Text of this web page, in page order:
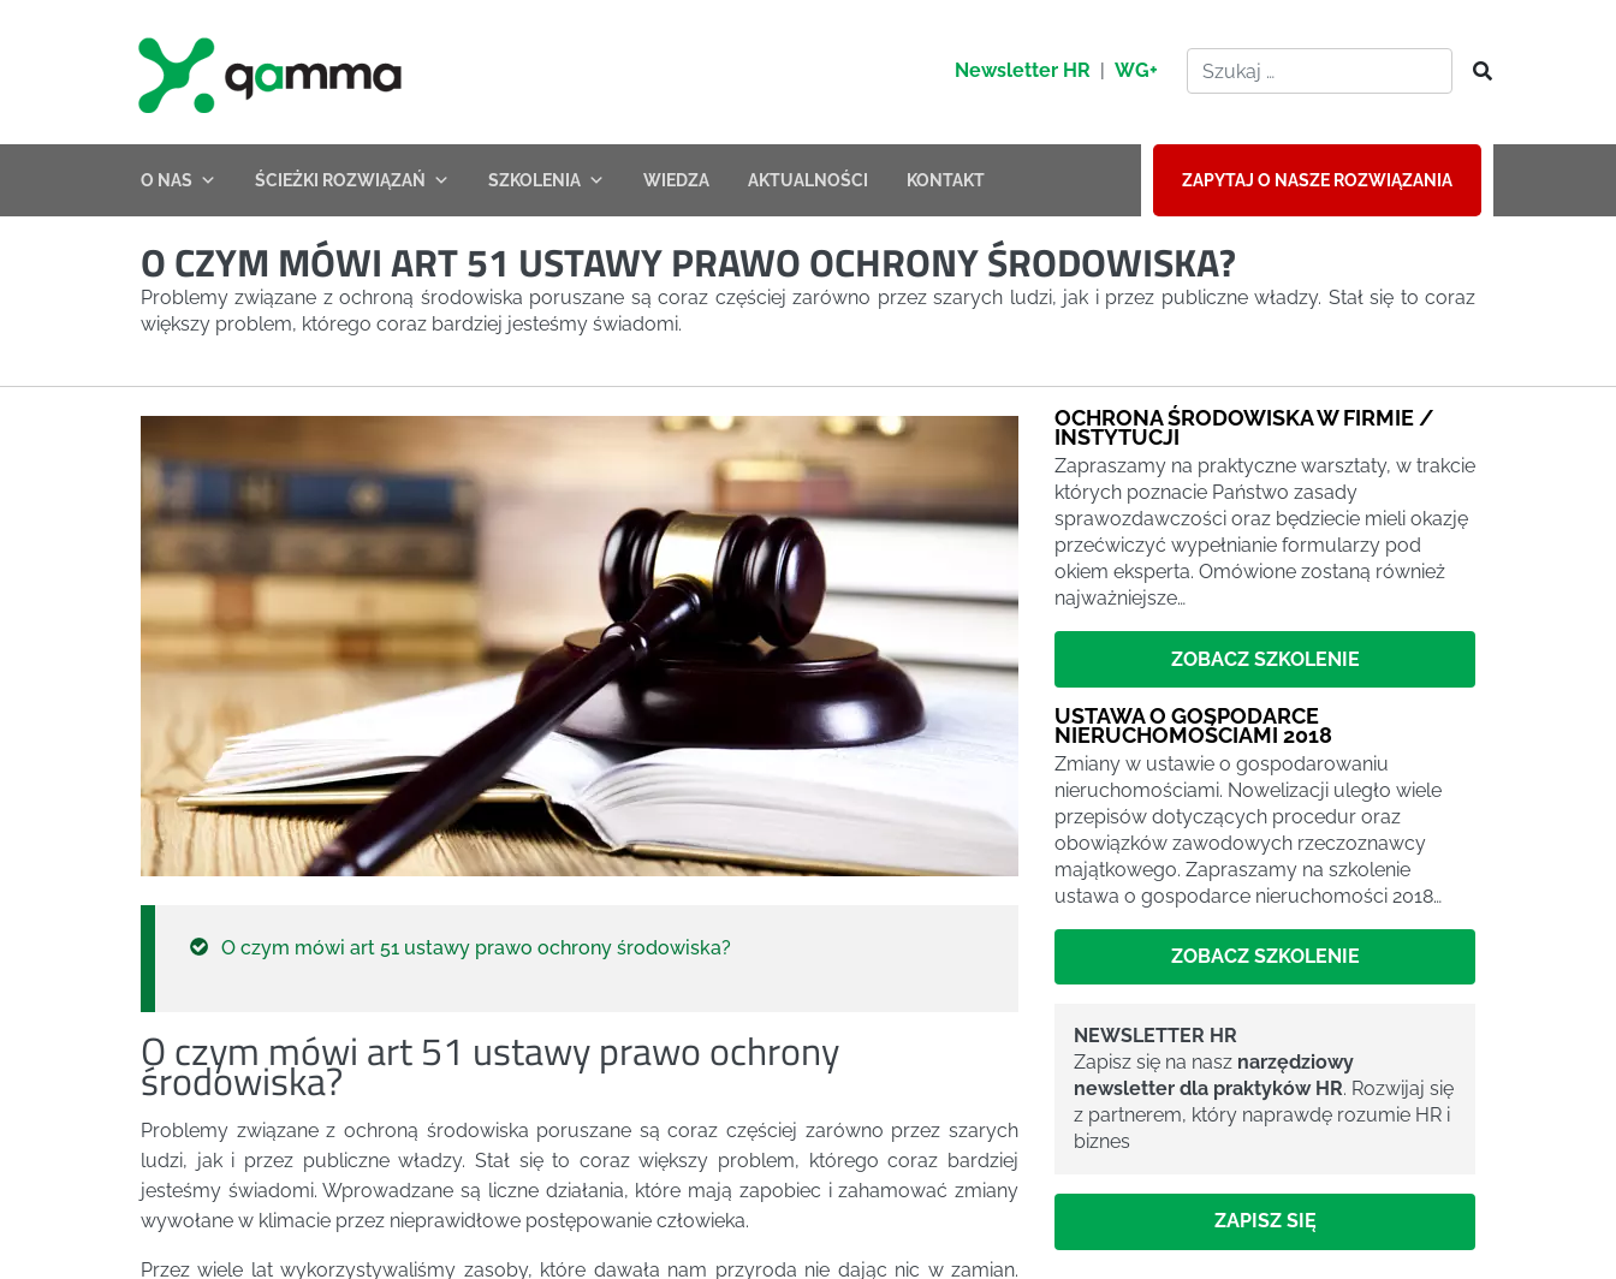
Newsletter HR | WG+
O NAS ŚCIEŻKI ROZWIĄZAŃ SZKOLENIA WIEDZA AKTUALNOŚCI KONTAKT ZAPYTAJ O NASZE ROZWIĄZANIA
O CZYM MÓWI ART 51 USTAWY PRAWO OCHRONY ŚRODOWISKA?
Problemy związane z ochroną środowiska poruszane są coraz częściej zarówno przez szarych ludzi, jak i przez publiczne władzy. Stał się to coraz
większy problem, którego coraz bardziej jesteśmy świadomi.
O czym mówi art 51 ustawy prawo ochrony środowiska?
O czym mówi art 51 ustawy prawo ochrony
środowiska?
Problemy związane z ochroną środowiska poruszane są coraz częściej zarówno przez szarych
ludzi, jak i przez publiczne władzy. Stał się to coraz większy problem, którego coraz bardziej
jesteśmy świadomi. Wprowadzane są liczne działania, które mają zapobiec i zahamować zmiany
wywołane w klimacie przez nieprawidłowe postępowanie człowieka.
Przez wiele lat wykorzystywaliśmy zasoby, które dawała nam przyroda nie dając nic w zamian.
OCHRONA ŚRODOWISKA W FIRMIE /
INSTYTUCJI
Zapraszamy na praktyczne warsztaty, w trakcie
których poznacie Państwo zasady
sprawozdawczości oraz będziecie mieli okazję
przećwiczyć wypełnianie formularzy pod
okiem eksperta. Omówione zostaną również
najważniejsze…
ZOBACZ SZKOLENIE
USTAWA O GOSPODARCE
NIERUCHOMOŚCIAMI 2018
Zmiany w ustawie o gospodarowaniu
nieruchomościami. Nowelizacji uległo wiele
przepisów dotyczących procedur oraz
obowiązków zawodowych rzeczoznawcy
majątkowego. Zapraszamy na szkolenie
ustawa o gospodarce nieruchomości 2018…
ZOBACZ SZKOLENIE
NEWSLETTER HR
Zapisz się na nasz narzędziowy
newsletter dla praktyków HR. Rozwijaj się
z partnerem, który naprawdę rozumie HR i
biznes
ZAPISZ SIĘ